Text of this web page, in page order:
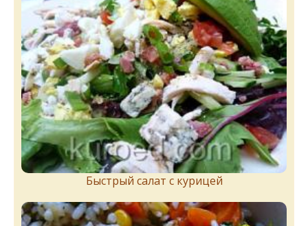
Быстрый салат с курицей